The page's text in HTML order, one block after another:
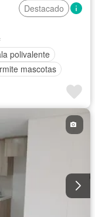
Destacado
polivalente
mascotas